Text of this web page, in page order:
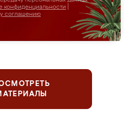
конфиденциальности
соглашению